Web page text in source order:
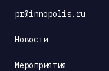
pr@innopolis.ru
Новости
Мероприятия